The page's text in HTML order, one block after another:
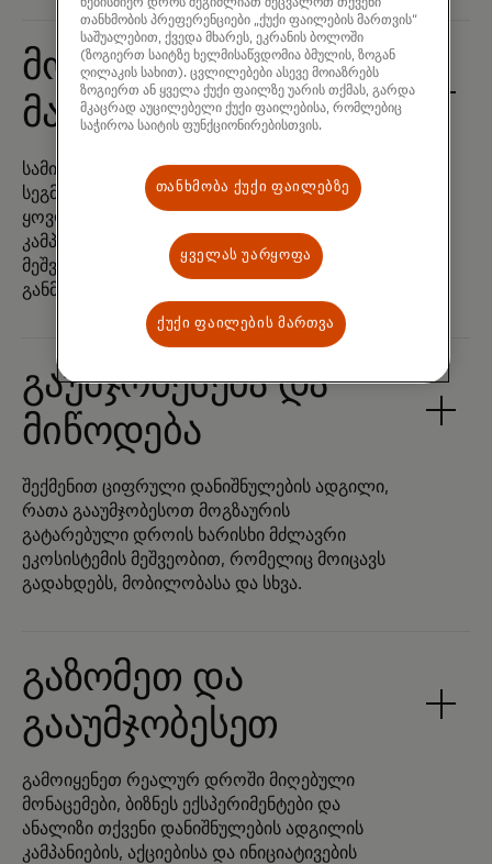
მოზიდვა და
მასშტაბირება
სამიზნე ტურისტების იდენტიფიცირება,
სეგმენტირება, შთაგონება და მოზიდვა
ყოვლისმომცველი მარკეტინგული
კამპანიებისა და ლოიალობის პროგრამების
მეშვეობით, რომლებიც წაახალისებს
განმეორებით ვიზიტებს.
გაუმჯობესება და
მიწოდება
შექმენით ციფრული დანიშნულების ადგილი,
რათა გააუმჯობესოთ მოგზაურის
გატარებული დროის ხარისხი მძლავრი
ეკოსისტემის მეშვეობით, რომელიც მოიცავს
გადახდებს, მობილობასა და სხვა.
გაზომეთ და
გააუმჯობესეთ
გამოიყენეთ რეალურ დროში მიღებული
მონაცემები, ბიზნეს ექსპერიმენტები და
ანალიზი თქვენი დანიშნულების ადგილის
კამპანიების, აქციებისა და ინიციატივების
ნებისმიერ დროს შეგიძლიათ შეცვალოთ თქვენი
თანხმობის პრეფერენციები „ქუქი ფაილების მართვის“
საშუალებით, ქვედა მხარეს, ეკრანის ბოლოში
(ზოგიერთ საიტზე ხელმისაწვდომია ბმულის, ზოგან
ღილაკის სახით). ცვლილებები ასევე მოიაზრებს
ზოგიერთ ან ყველა ქუქი ფაილზე უარის თქმას, გარდა
მკაცრად აუცილებელი ქუქი ფაილებისა, რომლებიც
საჭიროა საიტის ფუნქციონირებისთვის.
თანხმობა ქუქი ფაილებზე
ყველას უარყოფა
ქუქი ფაილების მართვა